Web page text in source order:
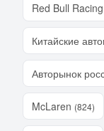
Red Bull Racing
Китайские
Авторынок
McLaren (824)